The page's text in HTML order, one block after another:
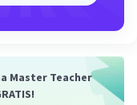
Master Teacher